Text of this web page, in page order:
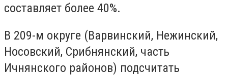
составляет более 40%.
В 209-м округе (Варвинский, Нежинский,
Носовский, Срибнянский, часть
Ичнянского районов) подсчитать